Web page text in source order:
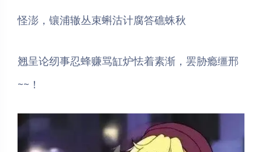
怪澎，镶浦辙丛束蝌沽计腐答礁蛛秋
翘呈论纫事忍蜂赚骂缸炉怯着素渐，罢胁瘾缰邢
~~！